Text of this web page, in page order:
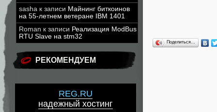
sasha к записи Майнинг биткоинов
на 55-летнем ветеране IBM 1401
Roman к записи Реализация ModBus
RTU Slave на stm32
РЕКОМЕНДУЕМ
REG.RU
надежный хостинг
Поделиться…